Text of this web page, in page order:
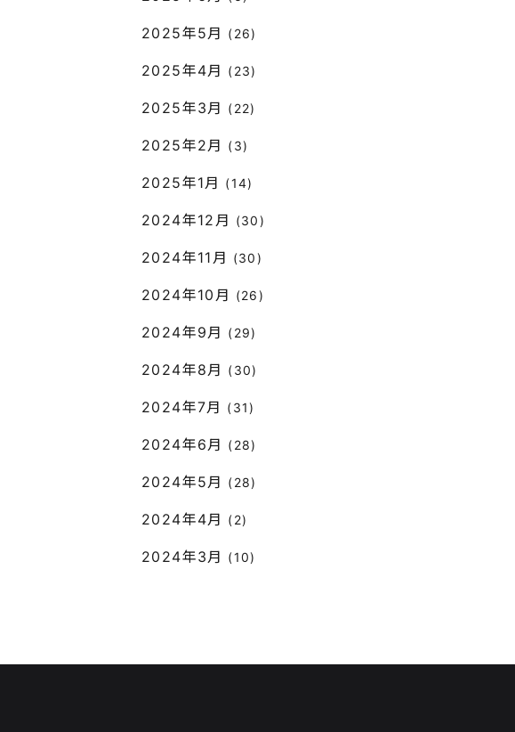
2025年5月 (26)
2025年4月 (23)
2025年3月 (22)
2025年2月 (3)
2025年1月 (14)
2024年12月 (30)
2024年11月 (30)
2024年10月 (26)
2024年9月 (29)
2024年8月 (30)
2024年7月 (31)
2024年6月 (28)
2024年5月 (28)
2024年4月 (2)
2024年3月 (10)